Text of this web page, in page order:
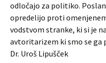
odločajo za politiko.
opredelijo proti
vodstvom stranke, ki si je
avtoritarizem ki smo se ga
Dr. Uroš Lipušček